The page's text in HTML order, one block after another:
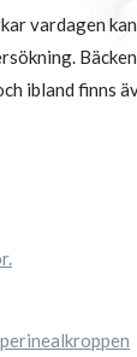
vardagen
ibland finns